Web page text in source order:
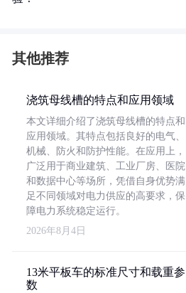
其他推荐
浇筑母线槽的特点和应用领域
本文详细介绍了浇筑母线槽的特点和
应用领域。其特点包括良好的电气、
机械、防火和防护性能。在应用上，
广泛用于商业建筑、工业厂房、医院
和数据中心等场所，凭借自身优势满
足不同领域对电力供应的高要求，保
障电力系统稳定运行。
2026年8月4日
13米平板车的标准尺寸和载重参
数